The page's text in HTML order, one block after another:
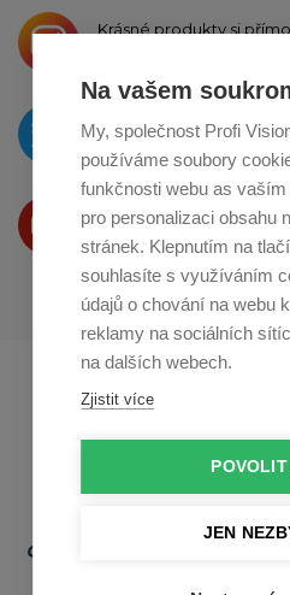
Na vašem
My, společnost Profi
používáme soubory
funkčnosti webu as
pro personalizaci obsahu
stránek. Klepnutím na
souhlasíte s využíváním
údajů o chování na webu
reklamy na sociálních
na dalších webech.
Zjistit více
JEN
Krásné produkty si
O novinkách píšeme
naTwitteru
Produkty Vám
na Youtube
Profikuchar.sk